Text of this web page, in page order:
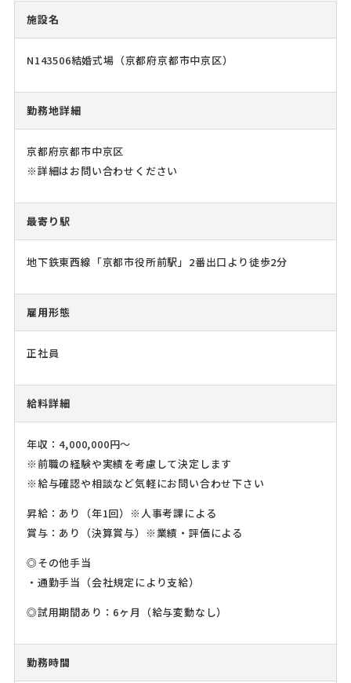
施設名
N143506結婚式場（京都府京都市中京区）
勤務地詳細
京都府京都市中京区
※詳細はお問い合わせください
最寄り駅
地下鉄東西線「京都市役所前駅」2番出口より徒歩2分
雇用形態
正社員
給料詳細
年収：4,000,000円～
※前職の経験や実績を考慮して決定します
※給与確認や相談など気軽にお問い合わせ下さい
昇給：あり（年1回）※人事考課による
賞与：あり（決算賞与）※業績・評価による
◎その他手当
・通勤手当（会社規定により支給）
◎試用期間あり：6ヶ月（給与変動なし）
勤務時間